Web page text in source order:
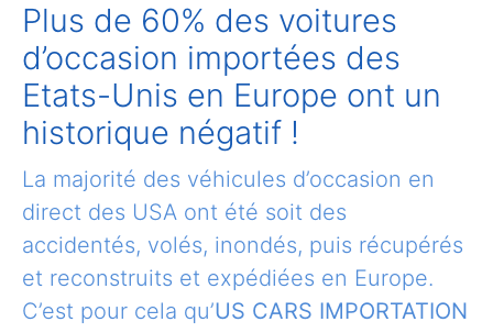
Plus de 60% des voitures
d’occasion importées des
Etats-Unis en Europe ont un
historique négatif !
La majorité des véhicules d’occasion en
direct des USA ont été soit des
accidentés, volés, inondés, puis récupérés
et reconstruits et expédiées en Europe.
C’est pour cela qu’US CARS IMPORTATION